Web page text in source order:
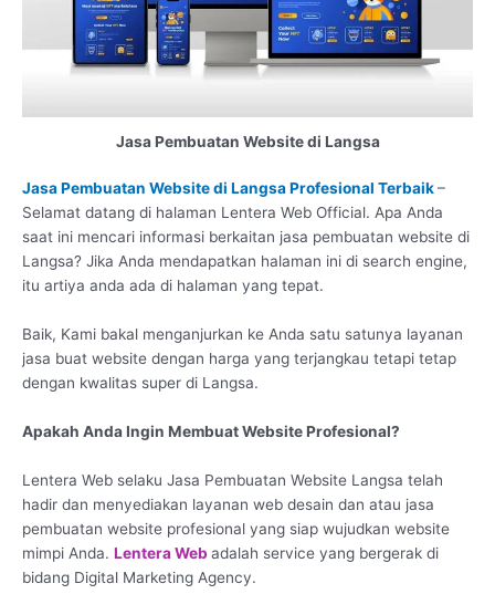
Jasa Pembuatan Website di Langsa
Jasa Pembuatan Website di Langsa Profesional Terbaik–
Selamat datang di halaman Lentera Web Official. Apa Anda
saat ini mencari informasi berkaitan jasa pembuatan website di
Langsa? Jika Anda mendapatkan halaman ini di search engine,
itu artiya anda ada di halaman yang tepat.
Baik, Kami bakal menganjurkan ke Anda satu satunya layanan
jasa buat website dengan harga yang terjangkau tetapi tetap
dengan kwalitas super di Langsa.
Apakah Anda Ingin Membuat Website Profesional?
Lentera Web selaku Jasa Pembuatan Website Langsa telah
hadir dan menyediakan layanan web desain dan atau jasa
pembuatan website profesional yang siap wujudkan website
mimpi Anda. Lentera Web adalah service yang bergerak di
bidang Digital Marketing Agency.